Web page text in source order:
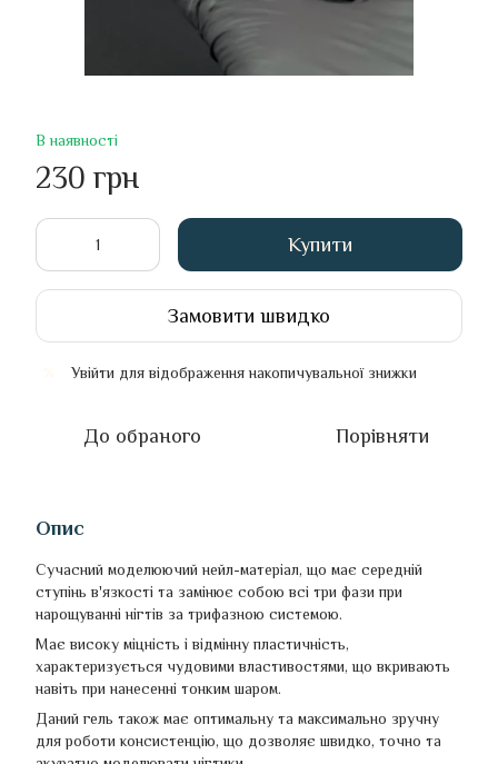
В наявності
230 грн
Купити
Замовити швидко
Увійти для відображення накопичувальної знижки
До обраного Порівняти
Опис
Сучасний моделюючий нейл-матеріал, що має середній
ступінь в'язкості та замінює собою всі три фази при
нарощуванні нігтів за трифазною системою.
Має високу міцність і відмінну пластичність,
характеризується чудовими властивостями, що вкривають
навіть при нанесенні тонким шаром.
Даний гель також має оптимальну та максимально зручну
для роботи консистенцію, що дозволяє швидко, точно та